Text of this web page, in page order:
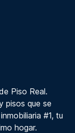
Piso Real.
pisos que se
#1, tu
hogar.